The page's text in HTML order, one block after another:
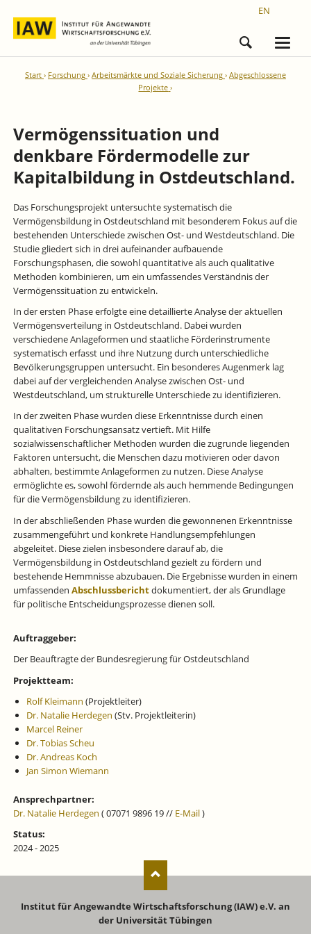
EN
Start Forschung Arbeitsmärkte und Soziale Sicherung
Abgeschlossene
Projekte
Vermögenssituation und
denkbare Fördermodelle zur
Kapitalbildung in Ostdeutschland.
Das Forschungsprojekt untersuchte systematisch die
Vermögensbildung in Ostdeutschland mit besonderem Fokus auf die
bestehenden Unterschiede zwischen Ost- und Westdeutschland. Die
Studie gliedert sich in drei aufeinander aufbauende
Forschungsphasen, die sowohl quantitative als auch qualitative
Methoden kombinieren, um ein umfassendes Verständnis der
Vermögenssituation zu entwickeln.
In der ersten Phase erfolgte eine detaillierte Analyse der aktuellen
Vermögensverteilung in Ostdeutschland. Dabei wurden
verschiedene Anlageformen und staatliche Förderinstrumente
systematisch erfasst und ihre Nutzung durch unterschiedliche
Bevölkerungsgruppen untersucht. Ein besonderes Augenmerk lag
dabei auf der vergleichenden Analyse zwischen Ost- und
Westdeutschland, um strukturelle Unterschiede zu identifizieren.
In der zweiten Phase wurden diese Erkenntnisse durch einen
qualitativen Forschungsansatz vertieft. Mit Hilfe
sozialwissenschaftlicher Methoden wurden die zugrunde liegenden
Faktoren untersucht, die Menschen dazu motivieren oder davon
abhalten, bestimmte Anlageformen zu nutzen. Diese Analyse
ermöglichte es, sowohl fördernde als auch hemmende Bedingungen
für die Vermögensbildung zu identifizieren.
In der abschließenden Phase wurden die gewonnenen Erkenntnisse
zusammengeführt und konkrete Handlungsempfehlungen
abgeleitet. Diese zielen insbesondere darauf ab, die
Vermögensbildung in Ostdeutschland gezielt zu fördern und
bestehende Hemmnisse abzubauen. Die Ergebnisse wurden in einem
umfassenden Abschlussberichtdokumentiert, der als Grundlage
für politische Entscheidungsprozesse dienen soll.
Auftraggeber:
Der Beauftragte der Bundesregierung für Ostdeutschland
Projektteam:
Rolf Kleimann (Projektleiter)
Dr. Natalie Herdegen (Stv. Projektleiterin)
Marcel Reiner
Dr. Tobias Scheu
Dr. Andreas Koch
Jan Simon Wiemann
Ansprechpartner:
Dr. Natalie Herdegen ( 07071 9896 19 // E-Mail)
Status:
2024 - 2025
Institut für Angewandte Wirtschaftsforschung (IAW) e.V. an
der Universität Tübingen